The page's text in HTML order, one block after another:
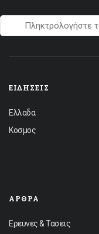
ΕΙΔΉΣΕΙΣ
Ελλαδα
Κοσμος
ΆΡΘΡΑ
Ερευνες & Τασεις